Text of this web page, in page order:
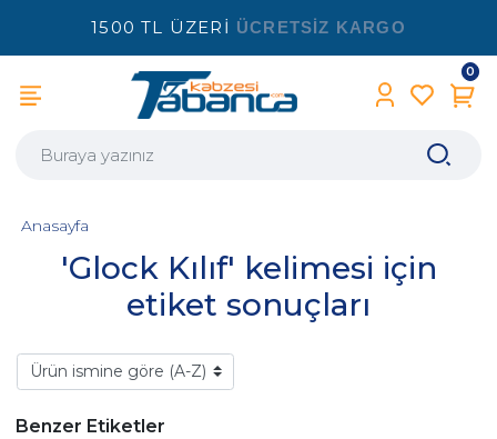
1500 TL ÜZERİ ÜCRETSİZ KARGO
0
'Glock Kılıf' kelimesi için
etiket sonuçları
Anasayfa
Benzer Etiketler